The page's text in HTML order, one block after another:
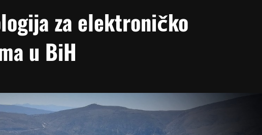
za elektroničko
u BiH